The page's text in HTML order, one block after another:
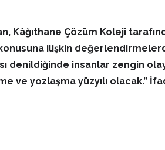
, Kâğıthane Çözüm Koleji
konusuna ilişkin
denildiğinde insanlar zengin
ve yozlaşma yüzyılı olacak.”